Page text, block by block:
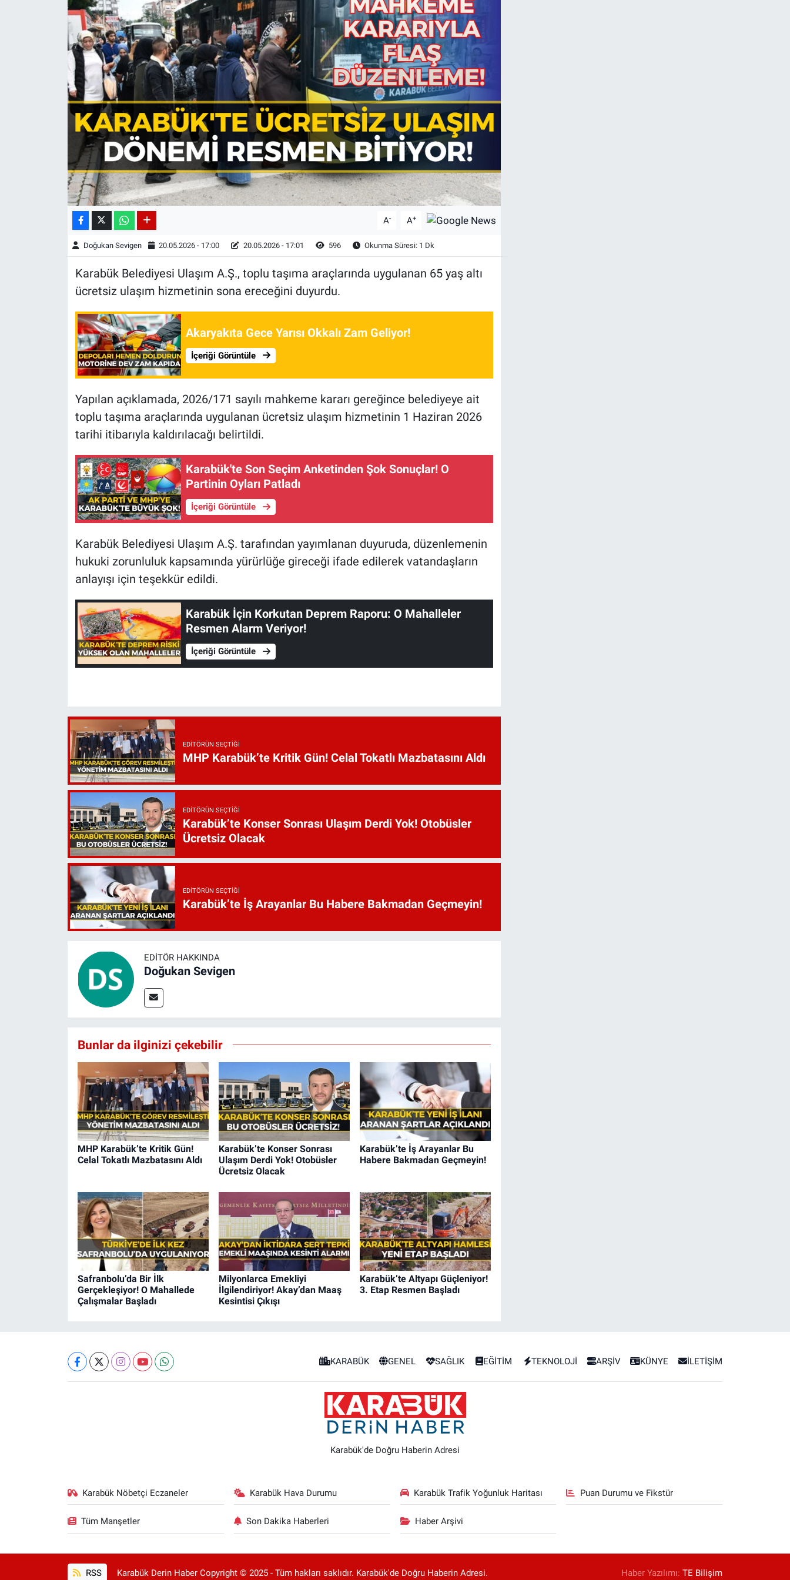
A- A+
Doğukan Sevigen 20.05.2026 - 17:00 20.05.2026 - 17:01 596 Okunma Süresi: 1 Dk
Karabük Belediyesi Ulaşım A.Ş., toplu taşıma araçlarında uygulanan 65 yaş altı
ücretsiz ulaşım hizmetinin sona ereceğini duyurdu.
Akaryakıta Gece Yarısı Okkalı Zam Geliyor!
İçeriği Görüntüle
Yapılan açıklamada, 2026/171 sayılı mahkeme kararı gereğince belediyeye ait
toplu taşıma araçlarında uygulanan ücretsiz ulaşım hizmetinin 1 Haziran 2026
tarihi itibarıyla kaldırılacağı belirtildi.
Karabük'te Son Seçim Anketinden Şok Sonuçlar! O
Partinin Oyları Patladı
İçeriği Görüntüle
Karabük Belediyesi Ulaşım A.Ş. tarafından yayımlanan duyuruda, düzenlemenin
hukuki zorunluluk kapsamında yürürlüğe gireceği ifade edilerek vatandaşların
anlayışı için teşekkür edildi.
Karabük İçin Korkutan Deprem Raporu: O Mahalleler
Resmen Alarm Veriyor!
İçeriği Görüntüle
EDITÖRÜN SEÇTIĞI
MHP Karabük’te Kritik Gün! Celal Tokatlı Mazbatasını Aldı
EDITÖRÜN SEÇTIĞI
Karabük’te Konser Sonrası Ulaşım Derdi Yok! Otobüsler
Ücretsiz Olacak
EDITÖRÜN SEÇTIĞI
Karabük’te İş Arayanlar Bu Habere Bakmadan Geçmeyin!
EDITÖR HAKKINDA
Doğukan Sevigen
Bunlar da ilginizi çekebilir
MHP Karabük’te Kritik Gün!
Celal Tokatlı Mazbatasını Aldı
Karabük’te Konser Sonrası
Ulaşım Derdi Yok! Otobüsler
Ücretsiz Olacak
Karabük’te İş Arayanlar Bu
Habere Bakmadan Geçmeyin!
Safranbolu’da Bir İlk
Gerçekleşiyor! O Mahallede
Çalışmalar Başladı
Milyonlarca Emekliyi
İlgilendiriyor! Akay’dan Maaş
Kesintisi Çıkışı
Karabük’te Altyapı Güçleniyor!
3. Etap Resmen Başladı
KARABÜK GENEL SAĞLIK EĞİTİM TEKNOLOJİ ARŞİV KÜNYE İLETİŞİM
Karabük'de Doğru Haberin Adresi
Karabük Nöbetçi Eczaneler Karabük Hava Durumu Karabük Trafik Yoğunluk Haritası Puan Durumu ve Fikstür
Tüm Manşetler Son Dakika Haberleri Haber Arşivi
RSS Karabük Derin Haber Copyright © 2025 - Tüm hakları saklıdır. Karabük'de Doğru Haberin Adresi. Haber Yazılımı:TE Bilişim